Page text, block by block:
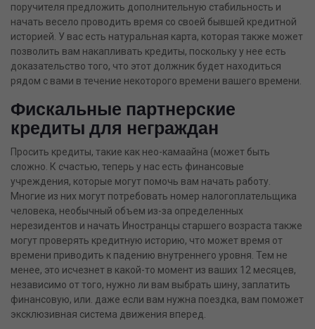
поручителя предложить дополнительную стабильность и
начать весело проводить время со своей бывшей кредитной
историей. У вас есть натуральная карта, которая также может
позволить вам накапливать кредиты, поскольку у нее есть
доказательство того, что этот должник будет находиться
рядом с вами в течение некоторого времени вашего времени.
Фискальные партнерские
кредиты для неграждан
Просить кредиты, такие как нео-камаайна (может быть
сложно. К счастью, теперь у нас есть финансовые
учреждения, которые могут помочь вам начать работу.
Многие из них могут потребовать номер налогоплательщика
человека, необычный объем из-за определенных
нерезидентов и начать Иностранцы старшего возраста также
могут проверять кредитную историю, что может время от
времени приводить к падению внутреннего уровня. Тем не
менее, это исчезнет в какой-то момент из ваших 12 месяцев,
независимо от того, нужно ли вам выбрать шину, заплатить
финансовую, или. даже если вам нужна поездка, вам поможет
эксклюзивная система движения вперед.